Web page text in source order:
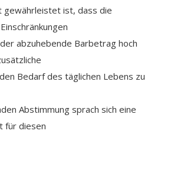
gewährleistet ist, dass die
abzuhebende Barbetrag hoch
Bedarf des täglichen Lebens zu
Abstimmung sprach sich eine
für diesen